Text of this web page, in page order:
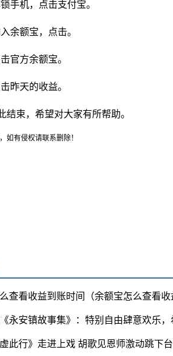
手机，点击支付宝。
余额宝，点击。
官方余额宝。
昨天的收益。
结束，希望对大家有所帮助。
如有侵权请联系删除！
查看收益到账时间（余额宝怎么查看收
永安镇故事集》：特别自由肆意欢乐
此行》走进上戏 胡歌见恩师激动跳下台